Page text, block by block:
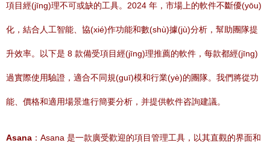
項目經(jīng)理不可或缺的工具。2024 年，市場上的軟件不斷優(yōu)
化，結合人工智能、協(xié)作功能和數(shù)據(jù)分析，幫助團隊提
升效率。以下是 8 款備受項目經(jīng)理推薦的軟件，每款都經(jīng)
過實際使用驗證，適合不同規(guī)模和行業(yè)的團隊。我們將從功
能、價格和適用場景進行簡要分析，并提供軟件咨詢建議。
Asana ：Asana 是一款廣受歡迎的項目管理工具，以其直觀的界面和